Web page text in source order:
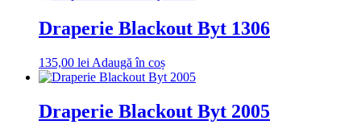
Draperie Blackout Byt 1306
135,00 lei Adaugă în coș
Draperie Blackout Byt 2005